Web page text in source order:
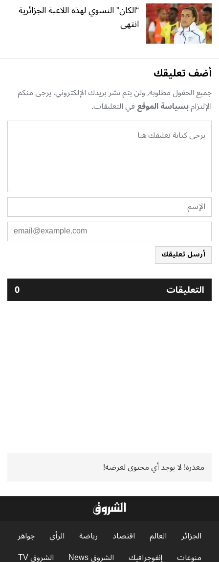
“الكان” النسوي لهذه اللاعبة الجزائرية
انتهى
أضف تعليقك
جميع الحقول مطلوبة, ولن يتم نشر بريدك الإلكتروني. يرجى منكم
الإلتزامبسياسة الموقعفي التعليقات.
أرسل تعليقك
التعليقات 0
معذرة! لا يوجد أي محتوى لعرضه!
الجزائر العالم اقتصاد رياضة الرأي
جواهر
منوعات
إنفوجرافيك الشروق News الشروق TV